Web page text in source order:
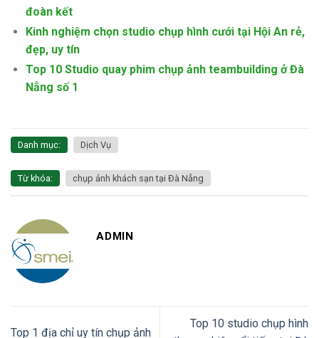
đoàn kết
Kinh nghiệm chọn studio chụp hình cưới tại Hội An rẻ,
đẹp, uy tín
Top 10 Studio quay phim chụp ảnh teambuilding ở Đà
Nẵng số 1
Danh mục: Dịch Vụ
Từ khóa: chụp ảnh khách sạn tại Đà Nẵng
ADMIN
Top 1 địa chỉ uy tín chụp ảnh
Top 10 studio chụp hình